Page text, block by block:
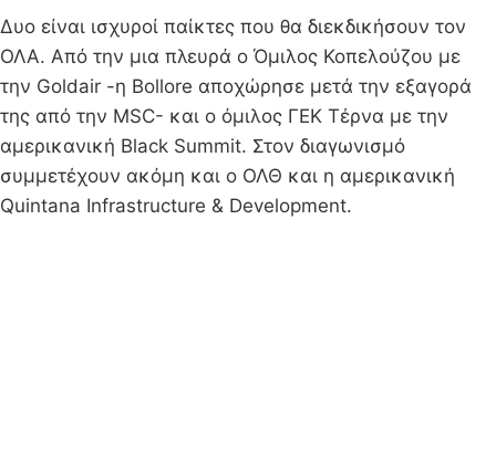
Δυο είναι ισχυροί παίκτες που θα διεκδικήσουν τον
ΟΛΑ. Από την μια πλευρά ο Όμιλος Κοπελούζου με
την Goldair -η Bollore αποχώρησε μετά την εξαγορά
της από την MSC- και ο όμιλος ΓΕΚ Τέρνα με την
αμερικανική Black Summit. Στον διαγωνισμό
συμμετέχουν ακόμη και ο ΟΛΘ και η αμερικανική
Quintana Infrastructure & Development.